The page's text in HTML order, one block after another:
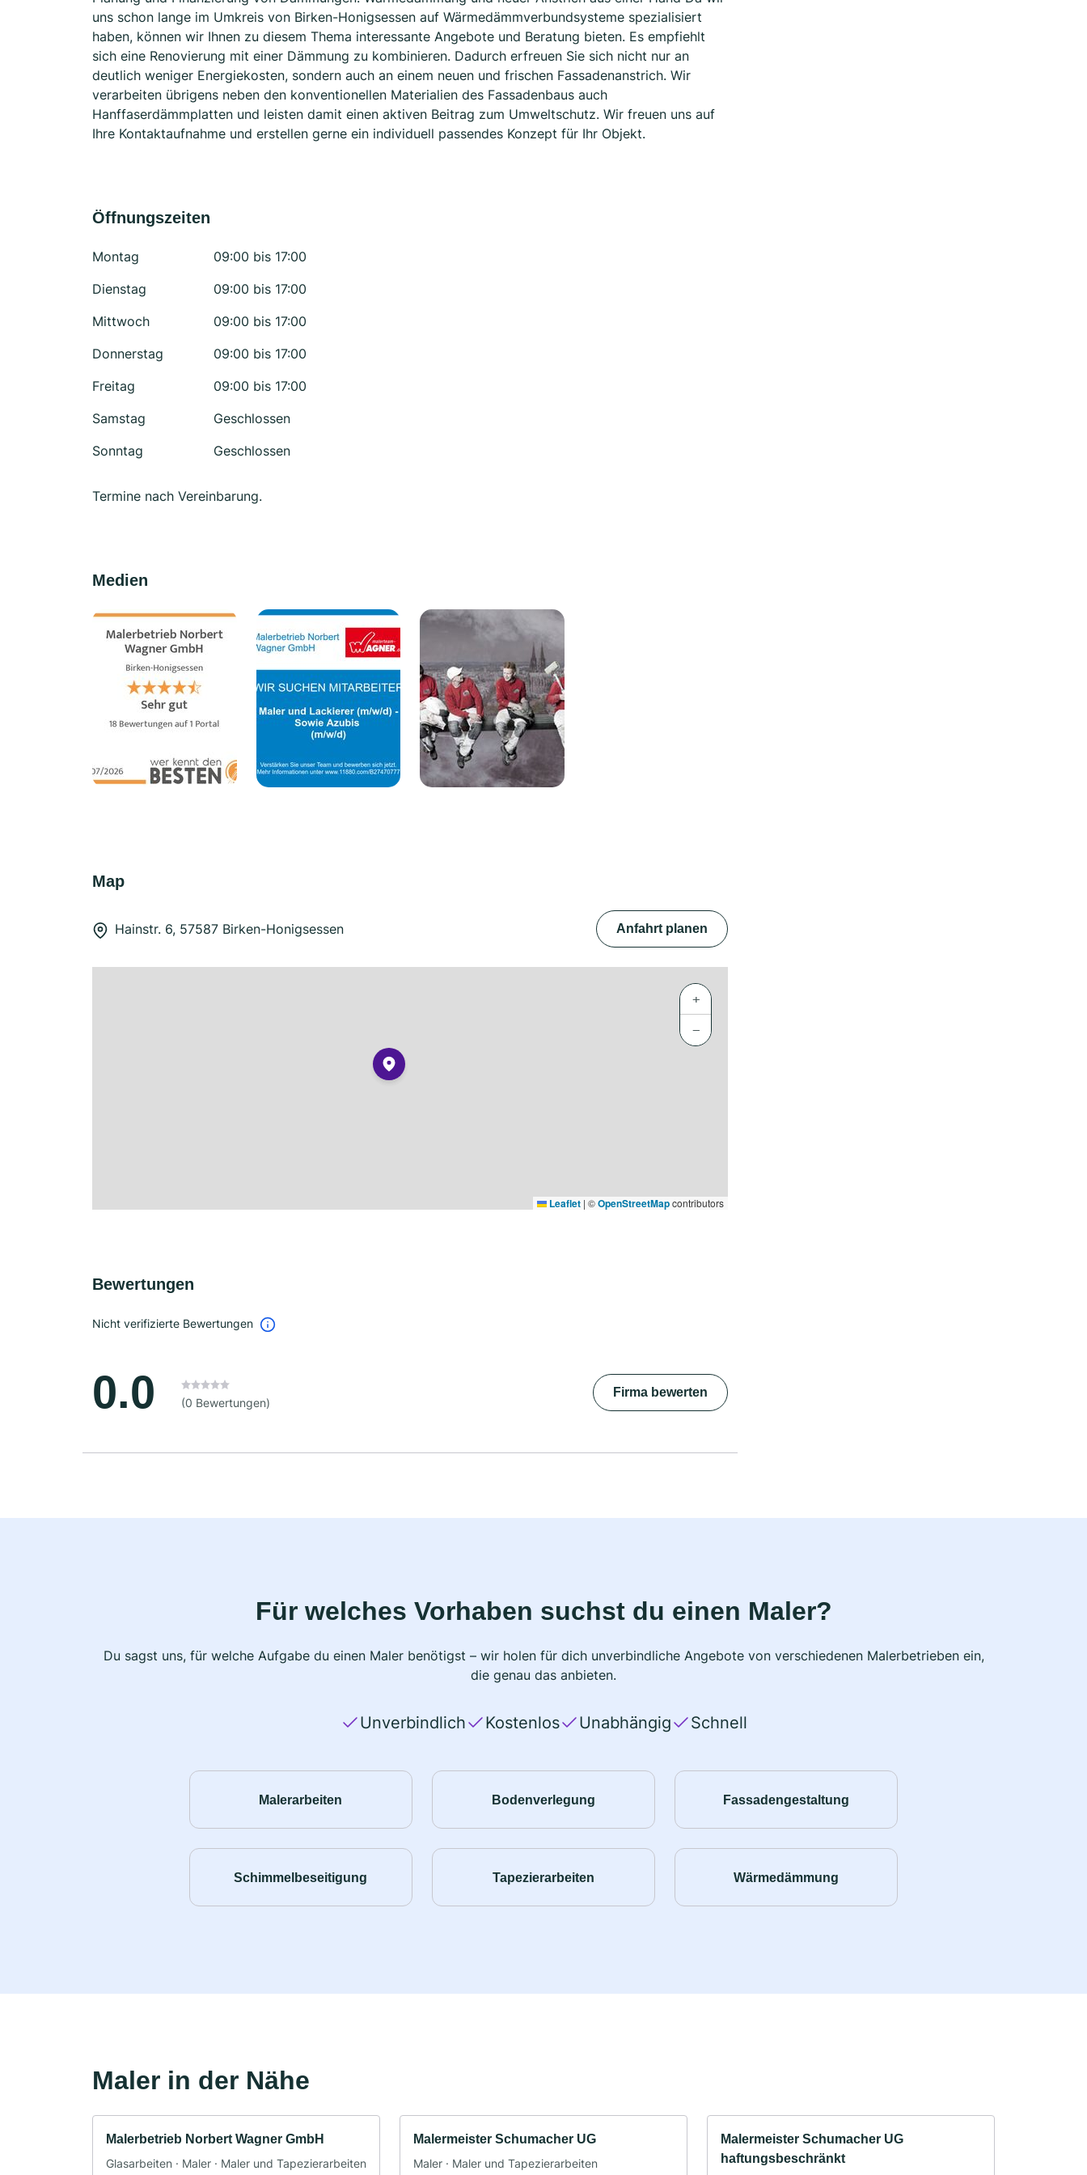
uns schon lange im Umkreis von Birken-Honigsessen auf Wärmedämmverbundsysteme spezialisiert
haben, können wir Ihnen zu diesem Thema interessante Angebote und Beratung bieten. Es empfiehlt
sich eine Renovierung mit einer Dämmung zu kombinieren. Dadurch erfreuen Sie sich nicht nur an
deutlich weniger Energiekosten, sondern auch an einem neuen und frischen Fassadenanstrich. Wir
verarbeiten übrigens neben den konventionellen Materialien des Fassadenbaus auch
Hanffaserdämmplatten und leisten damit einen aktiven Beitrag zum Umweltschutz. Wir freuen uns auf
Ihre Kontaktaufnahme und erstellen gerne ein individuell passendes Konzept für Ihr Objekt.
Öffnungszeiten
Montag
09:00 bis 17:00
Dienstag
09:00 bis 17:00
Mittwoch
09:00 bis 17:00
Donnerstag
09:00 bis 17:00
Freitag
09:00 bis 17:00
Samstag
Geschlossen
Sonntag
Geschlossen
Termine nach Vereinbarung.
Medien
Map
Hainstr. 6, 57587 Birken-Honigsessen Anfahrt planen
+
−
Leaflet | ©OpenStreetMapcontributors
Bewertungen
Nicht verifizierte Bewertungen
0.0 (0 Bewertungen)
Firma bewerten
Für welches Vorhaben suchst du einen Maler?
Du sagst uns, für welche Aufgabe du einen Maler benötigst – wir holen für dich unverbindliche Angebote von verschiedenen Malerbetrieben ein,
die genau das anbieten.
Unverbindlich Kostenlos Unabhängig Schnell
Malerarbeiten Bodenverlegung Fassadengestaltung
Schimmelbeseitigung Tapezierarbeiten Wärmedämmung
Maler in der Nähe
Malerbetrieb Norbert Wagner GmbH
Glasarbeiten · Maler · Maler und Tapezierarbeiten
Malermeister Schumacher UG
Maler · Maler und Tapezierarbeiten
Malermeister Schumacher UG
haftungsbeschränkt